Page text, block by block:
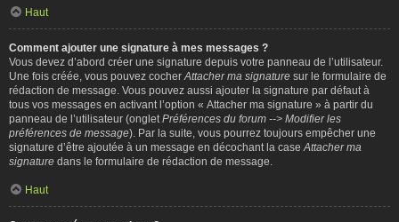
Haut
Comment ajouter une signature à mes messages ?
Vous devez d’abord créer une signature depuis votre panneau de l’utilisateur.
Une fois créée, vous pouvez cocher Attacher ma signature sur le formulaire de
rédaction de message. Vous pouvez aussi ajouter la signature par défaut à
tous vos messages en activant l’option « Attacher ma signature » à partir du
panneau de l’utilisateur (onglet Préférences du forum --> Modifier les
préférences de message). Par la suite, vous pourrez toujours empêcher une
signature d’être ajoutée à un message en décochant la case Attacher ma
signature dans le formulaire de rédaction de message.
Haut